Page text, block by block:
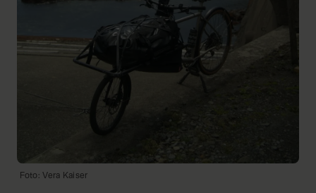
Foto: Vera Kaiser